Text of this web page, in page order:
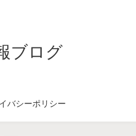
ブログ
バシーポリシー